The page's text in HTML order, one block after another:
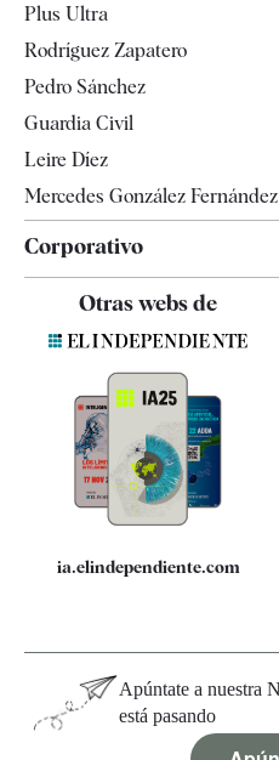
Televisión
Plus Ultra
Rodríguez Zapatero
Pedro Sánchez
Guardia Civil
Leire Díez
Mercedes González Fernández
Corporativo
Quiénes somos
Especificaciones
Otras webs de
ia.elindependiente.com
Apúntate a nuestra
está pasando